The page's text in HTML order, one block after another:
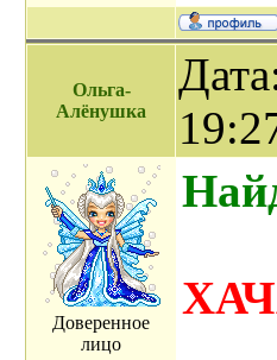
Ольга-
Алёнушка
Доверенное
лицо